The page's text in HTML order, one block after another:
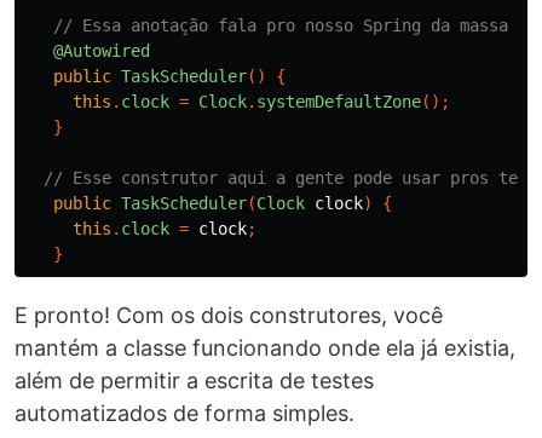
// Essa anotação fala pro nosso Spring da massa
@Autowired
public TaskScheduler()
{
this . clock = Clock. systemDefaultZone();
}
// Esse construtor aqui a gente pode usar pros
public TaskScheduler(Clock clock)
{
this . clock = clock;
}
E pronto! Com os dois construtores, você
mantém a classe funcionando onde ela já existia,
além de permitir a escrita de testes
automatizados de forma simples.